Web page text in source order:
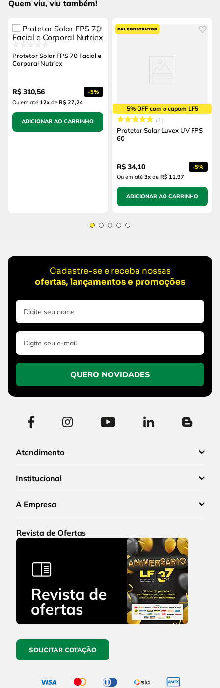
Quem viu, viu também!
Protetor Solar FPS 70 Facial e
Corporal Nutriex
R$ 310,56 -5%
Ou em até 12x de R$ 27,24
ADICIONAR AO CARRINHO
5% OFF com o cupom LF5
1
Protetor Solar Luvex UV FPS
60
R$ 34,10 -5%
Ou em até 3x de R$ 11,97
ADICIONAR AO CARRINHO
Cadastre-se e receba nossas
ofertas, lançamentos e promoções
QUERO NOVIDADES
Atendimento
Institucional
A Empresa
Revista de Ofertas
SOLICITAR COTAÇÃO